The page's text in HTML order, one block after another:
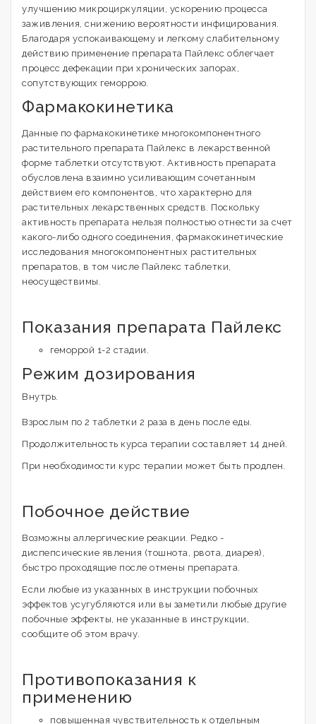
улучшению микроциркуляции, ускорению процесса
заживления, снижению вероятности инфицирования.
Благодаря успокаивающему и легкому слабительному
действию применение препарата Пайлекс облегчает
процесс дефекации при хронических запорах,
сопутствующих геморрою.
Фармакокинетика
Данные по фармакокинетике многокомпонентного
растительного препарата Пайлекс в лекарственной
форме таблетки отсутствуют. Активность препарата
обусловлена взаимно усиливающим сочетанным
действием его компонентов, что характерно для
растительных лекарственных средств. Поскольку
активность препарата нельзя полностью отнести за счет
какого-либо одного соединения, фармакокинетические
исследования многокомпонентных растительных
препаратов, в том числе Пайлекс таблетки,
неосуществимы.
Показания препарата Пайлекс
геморрой 1-2 стадии.
Режим дозирования
Внутрь.
Взрослым по 2 таблетки 2 раза в день после еды.
Продолжительность курса терапии составляет 14 дней.
При необходимости курс терапии может быть продлен.
Побочное действие
Возможны аллергические реакции. Редко -
диспепсические явления (тошнота, рвота, диарея),
быстро проходящие после отмены препарата.
Если любые из указанных в инструкции побочных
эффектов усугубляются или вы заметили любые другие
побочные эффекты, не указанные в инструкции,
сообщите об этом врачу.
Противопоказания к
применению
повышенная чувствительность к отдельным